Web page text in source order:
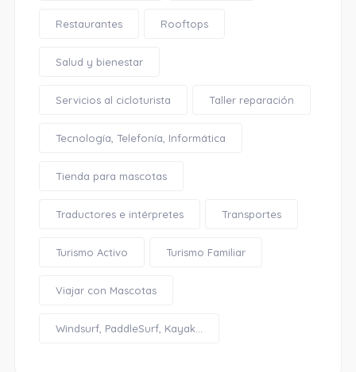
Restaurantes Rooftops
Salud y bienestar
Servicios al cicloturista Taller reparación
Tecnología, Telefonía, Informática
Tienda para mascotas
Traductores e intérpretes Transportes
Turismo Activo Turismo Familiar
Viajar con Mascotas
Windsurf, PaddleSurf, Kayak...